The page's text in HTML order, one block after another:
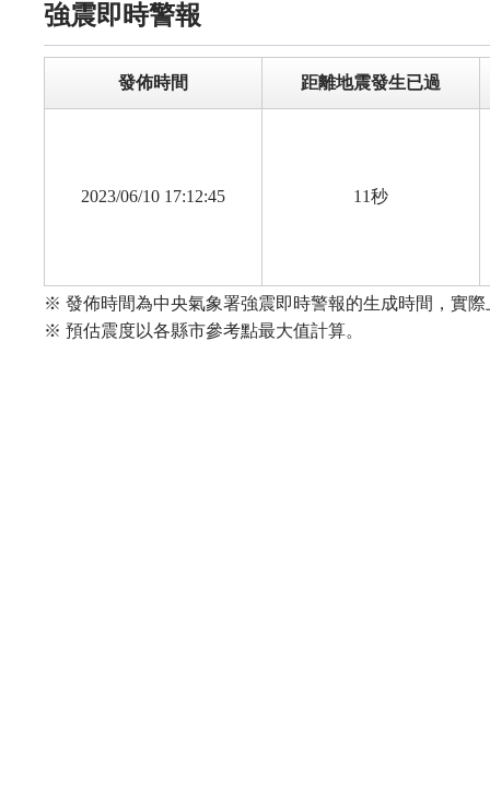
強震即時警報
發佈時間 距離地震發生已過
2023/06/10 17:12:45 11秒
※ 發佈時間為中央氣象署強震即時警報的生成時間，實
※ 預估震度以各縣市參考點最大值計算。